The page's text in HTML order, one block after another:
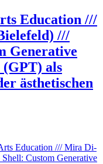
Education ///
///
Generative
als
ästhetischen